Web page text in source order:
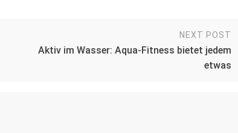
NEXT POST
Aktiv im Wasser: Aqua-Fitness bietet jedem
etwas